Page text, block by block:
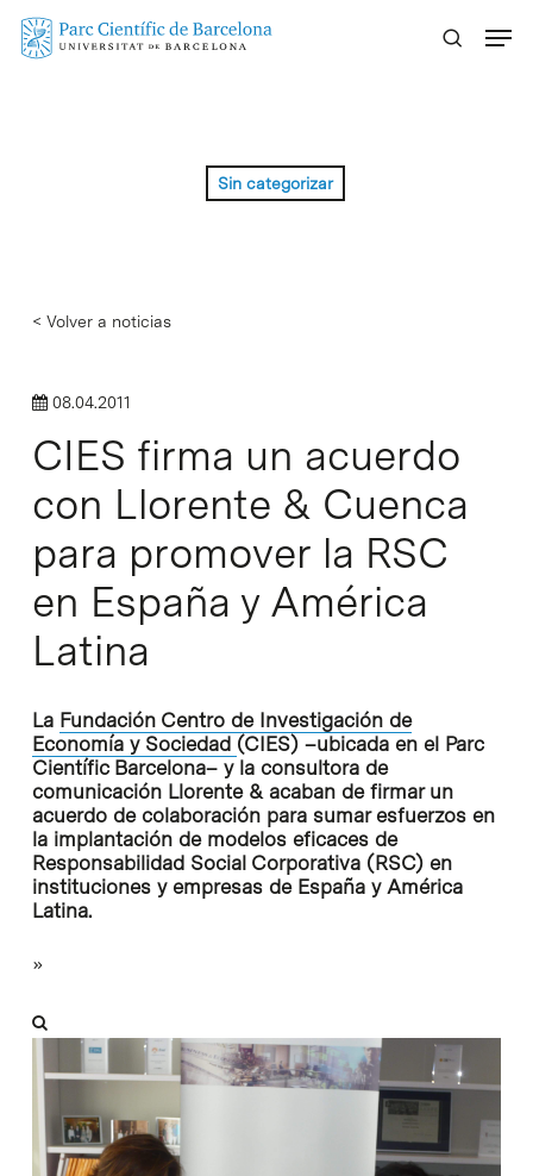
Skip
Sin categorizar
< Volver a noticias
08.04.2011
CIES firma un acuerdo
con Llorente & Cuenca
para promover la RSC
en España y América
Latina
La Fundación Centro de Investigación de
Economía y Sociedad (CIES) –ubicada en el Parc
Científic Barcelona– y la consultora de
comunicación Llorente & acaban de firmar un
acuerdo de colaboración para sumar esfuerzos en
la implantación de modelos eficaces de
Responsabilidad Social Corporativa (RSC) en
instituciones y empresas de España y América
Latina.
»